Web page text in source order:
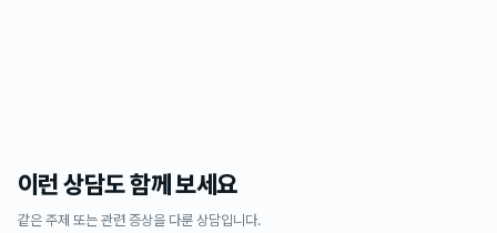
이런 상담도 함께 보세요
같은 주제 또는 관련 증상을 다룬 상담입니다.